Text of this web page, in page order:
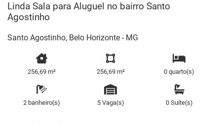
Linda Sala para Aluguel no bairro Santo
Agostinho
Santo Agostinho, Belo Horizonte - MG
256,69 m² 256,69 m² 0 quarto(s)
2 banheiro(s) 5 Vaga(s) 0 Suíte(s)